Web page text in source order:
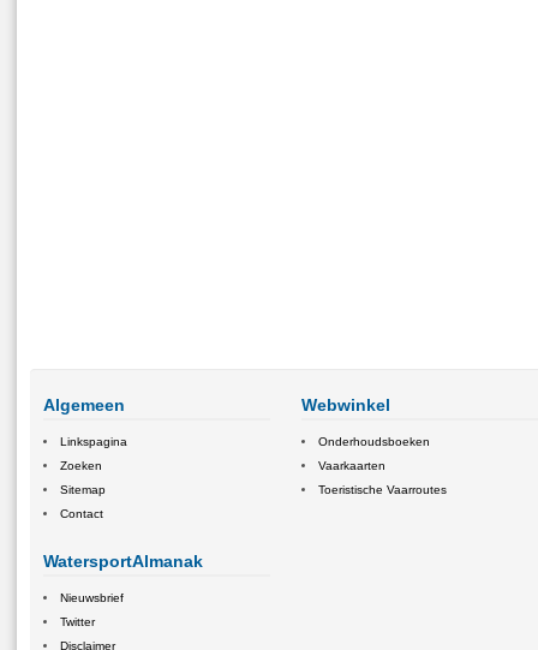
Algemeen
Linkspagina
Zoeken
Sitemap
Contact
WatersportAlmanak
Nieuwsbrief
Twitter
Disclaimer
Webwinkel
Onderhoudsboeken
Vaarkaarten
Toeristische Vaarroutes